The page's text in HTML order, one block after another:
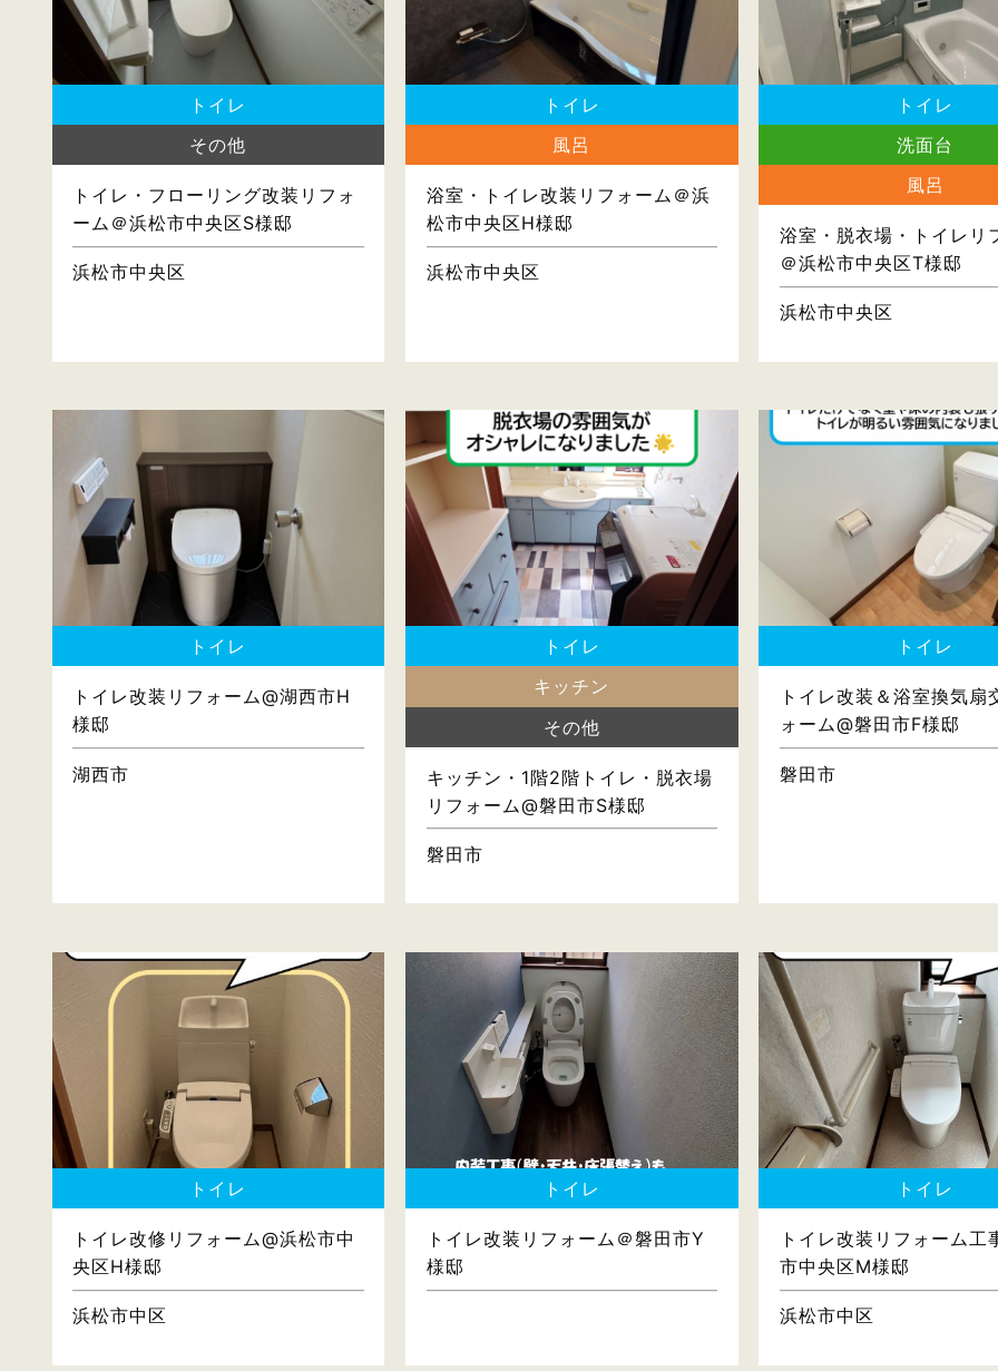
トイレ
その他
トイレ・フローリング改装リフォ
ーム＠浜松市中央区S様邸
浜松市中央区
トイレ
風呂
浴室・トイレ改装リフォーム＠浜
松市中央区H様邸
浜松市中央区
トイレ
洗面台
風呂
浴室・脱衣場・トイレリ
＠浜松市中央区T様邸
浜松市中央区
トイレ
トイレ改装リフォーム@湖西市H
様邸
湖西市
トイレ
キッチン
その他
キッチン・1階2階トイレ・脱衣場
リフォーム@磐田市S様邸
磐田市
トイレ
トイレ改装＆浴室換気扇
ォーム@磐田市F様邸
磐田市
トイレ
トイレ改修リフォーム@浜松市中
央区H様邸
浜松市中区
トイレ
トイレ改装リフォーム＠磐田市Y
様邸
トイレ
トイレ改装リフォーム工
市中央区M様邸
浜松市中区